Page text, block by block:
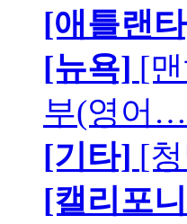
[애틀랜
[뉴욕] [
부(영어…
[기타] [
[캘리포